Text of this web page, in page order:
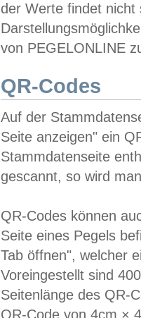
der Werte findet
von PEGELONLINE
QR-Codes
Auf der
Seite anzeigen" ein
Stammdatenseite
gescannt, so wird
QR-Codes können
Seite eines Pegels
Tab öffnen", welcher
Voreingestellt sind
Seitenlänge des QR-
QR-Code von 4cm ×